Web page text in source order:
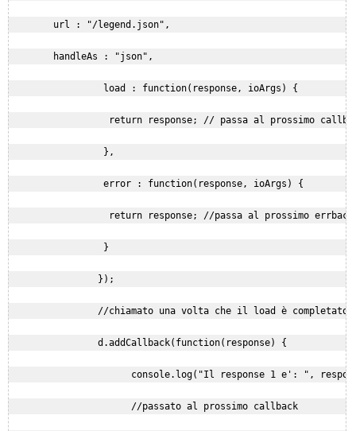
        url : "/legend.json",
        handleAs : "json",
                 load : function(response, ioArgs) {
return response; // passa al prossimo
                 },
                 error : function(response, ioArgs) {
                  return response; //passa al prossimo errback
                 }
                });
                //chiamato una volta che il load è completato
                d.addCallback(function(response) {
console.log("Il response 1 e': ",
                      //passato al prossimo callback